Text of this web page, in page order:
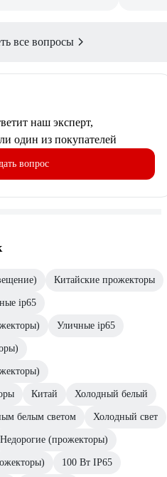
все вопросы
наш эксперт,
один из покупателей
вопрос
Китайские прожекторы
ip65
Уличные ip65
Китай Холодный белый
белым светом Холодный свет
Недорогие (прожекторы)
100 Вт IP65